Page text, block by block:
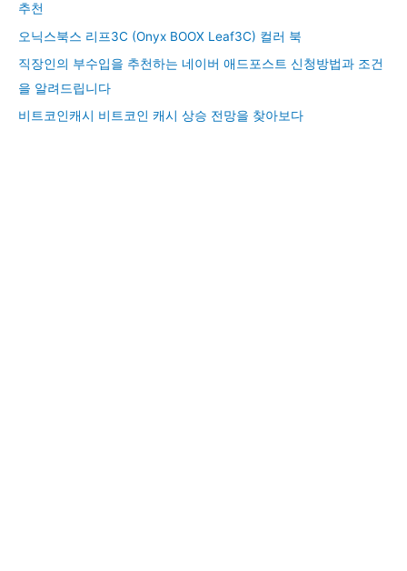
추천
오닉스북스 리프3C (Onyx BOOX Leaf3C) 컬러 북
직장인의 부수입을 추천하는 네이버 애드포스트 신청방법과 조건
을 알려드립니다
비트코인캐시 비트코인 캐시 상승 전망을 찾아보다